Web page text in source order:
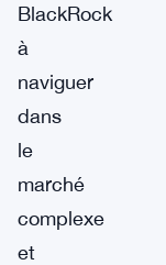
BlackRock
à
naviguer
dans
le
marché
complexe
et